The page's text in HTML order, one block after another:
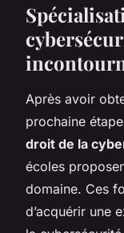
Après avoir
prochaine
droit de la
écoles
domaine. Ces
d’acquérir une